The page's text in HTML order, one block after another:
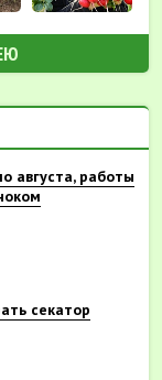
августа, работы
секатор